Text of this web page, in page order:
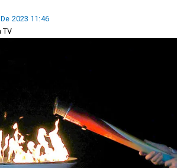
2023 11:46
TV